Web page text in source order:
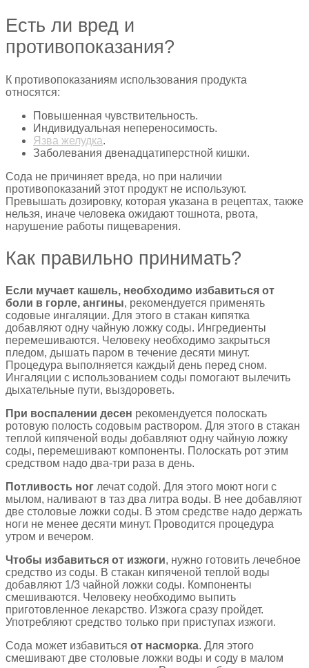
Есть ли вред и
противопоказания?
К противопоказаниям использования продукта
относятся:
Повышенная чувствительность.
Индивидуальная непереносимость.
Язва желудка.
Заболевания двенадцатиперстной кишки.
Сода не причиняет вреда, но при наличии
противопоказаний этот продукт не используют.
Превышать дозировку, которая указана в рецептах, также
нельзя, иначе человека ожидают тошнота, рвота,
нарушение работы пищеварения.
Как правильно принимать?
Если мучает кашель, необходимо избавиться от
боли в горле, ангины, рекомендуется применять
содовые ингаляции. Для этого в стакан кипятка
добавляют одну чайную ложку соды. Ингредиенты
перемешиваются. Человеку необходимо закрыться
пледом, дышать паром в течение десяти минут.
Процедура выполняется каждый день перед сном.
Ингаляции с использованием соды помогают вылечить
дыхательные пути, выздороветь.
При воспалении десен рекомендуется полоскать
ротовую полость содовым раствором. Для этого в стакан
теплой кипяченой воды добавляют одну чайную ложку
соды, перемешивают компоненты. Полоскать рот этим
средством надо два-три раза в день.
Потливость ног лечат содой. Для этого моют ноги с
мылом, наливают в таз два литра воды. В нее добавляют
две столовые ложки соды. В этом средстве надо держать
ноги не менее десяти минут. Проводится процедура
утром и вечером.
Чтобы избавиться от изжоги, нужно готовить лечебное
средство из соды. В стакан кипяченой теплой воды
добавляют 1/3 чайной ложки соды. Компоненты
смешиваются. Человеку необходимо выпить
приготовленное лекарство. Изжога сразу пройдет.
Употребляют средство только при приступах изжоги.
Сода может избавиться от насморка. Для этого
смешивают две столовые ложки воды и соду в малом